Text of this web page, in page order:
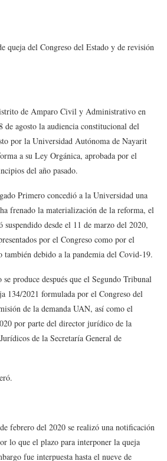
queja del Congreso del Estado y de revisión
de Amparo Civil y Administrativo en
de agosto la audiencia constitucional del
por la Universidad Autónoma de Nayarit
a su Ley Orgánica, aprobada por el
del año pasado.
Primero concedió a la Universidad una
frenado la materialización de la reforma, el
desde el 11 de marzo del 2020,
por el Congreso como por el
también debido a la pandemia del Covid-19.
produce después que el Segundo Tribunal
134/2021 formulada por el Congreso del
de la demanda UAN, así como el
por parte del director jurídico de la
de la Secretaría General de
febrero del 2020 se realizó una notificación
lo que el plazo para interponer la queja
fue interpuesta hasta el nueve de